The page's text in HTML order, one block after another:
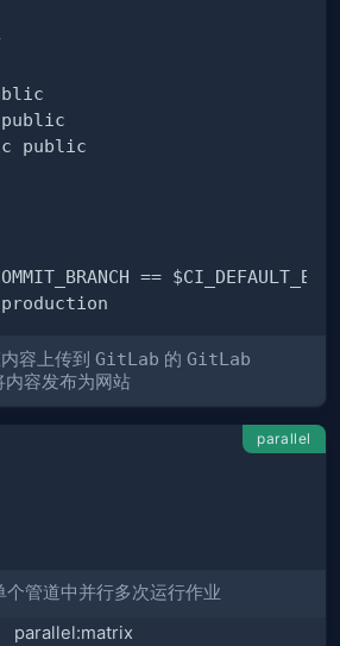
容上传到 GitLab 的 GitLab
内容发布为网站
parallel
个管道中并行多次运行作业
parallel:matrix